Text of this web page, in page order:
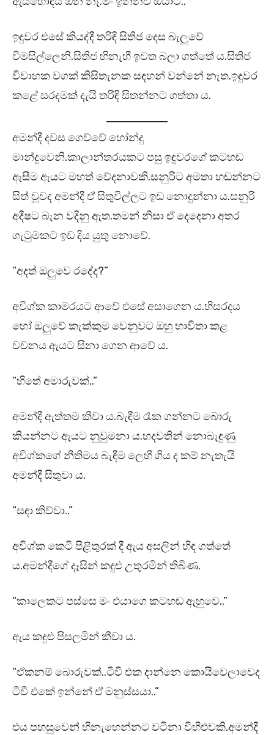
ඉඳුවර එසේ කියද්දී තරිඳි සිතිජ දෙස බැලුවේ
විමසිල්ලෙනි.සිතිජ හිනැහී ඉවත බලා ගත්තේ ය.සිතිජ
විවාහක වගක් කිසිතැනක සඳහන් වන්නේ නැත.ඉඳුවර
කළේ සරදමක් දැයි තරිඳි සිතන්නට ගත්තා ය.
අමන්දී දවස ගෙව්වේ හෝන්දු
මාන්දුවෙනි.කාලාන්තරයකට පසු ඉඳුවරගේ කටහඬ
ඇසීම ඇයට මහත් වේදනාවකි.සනුරිට අමතා හඬන්නට
සිත් වූවද අමන්දී ඒ සිතුවිල්ලට ඉඩ නොදුන්නා ය.සනුරි
අදීෂට බැන වදිනු ඇත.තමන් නිසා ඒ දෙදෙනා අතර
ගැටුමකට ඉඩ දිය යුතු නොවේ.
“අදත් ඔලුවෙ රදේද?”
අවිශ්ක කාමරයට ආවේ එසේ අසාගෙන ය.හිසරදය
හෝ ඔලුවේ කැක්කුම වෙනුවට ඔහු භාවිතා කළ
වචනය ඇයට සිනා ගෙන ආවේ ය.
“හිතේ අමාරුවක්..”
අමන්දී ඇත්තම කීවා ය.බැඳීම රැක ගන්නට බොරු
කියන්නට ඇයට නුවුමනා ය.හදවතින් නොබැඳුණු
අවිශ්කගේ නීතිමය බැඳීම ලෙහී ගිය ද කම් නැතැයි
අමන්දී සිතුවා ය.
“සඳා කිව්වා..”
අවිශ්ක කෙටි පිළිතුරක් දී ඇය අසලින් හිඳ ගත්තේ
ය.අමන්දීගේ දෑසින් කඳුළු උතුරමින් තිබිණ.
“කාලෙකට පස්සෙ මං එයාගෙ කටහඬ ඇහුවෙ..”
ඇය කඳුළු පිසලමින් කීවා ය.
“ඒකනම් බොරුවක්..ටීවී එක දාන්නෙ කොයිවෙලාවෙද
ටීවී එකේ ඉන්නේ ඒ මනුස්සයා..”
එය පහසුවෙන් හිනැහෙන්නට වටිනා විහිළුවකි.අමන්දී